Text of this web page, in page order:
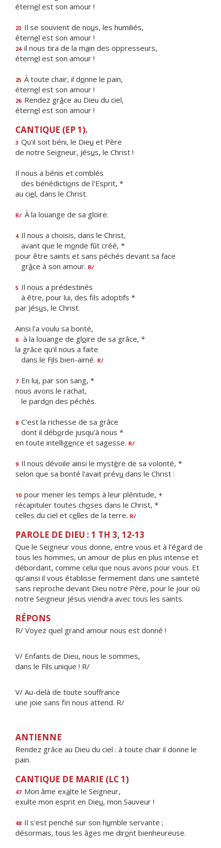
éternel est son amour !
23 Il se souvient de nous, les humiliés,
éternel est son amour !
24 il nous tira de la main des oppresseurs,
éternel est son amour !
25 À toute chair, il donne le pain,
éternel est son amour !
26 Rendez grâce au Dieu du ciel,
éternel est son amour !
CANTIQUE (EP 1).
3 Qu'il soit béni, le Dieu et Père
de notre Seigneur, Jésus, le Christ !
Il nous a bénis et comblés
des bénédictions de l'Esprit, *
au ciel, dans le Christ.
R/ À la louange de sa gloire.
4 Il nous a choisis, dans le Christ,
avant que le monde fût créé, *
pour être saints et sans péchés devant sa face
grâce à son amour. R/
5 Il nous a prédestinés
à être, pour lui, des fls adoptifs *
par Jésus, le Christ.
Ainsi l'a voulu sa bonté,
6 à la louange de gloire de sa grâce, *
la grâce qu'il nous a faite
dans le Fils bien-aimé. R/
7 En lui, par son sang, *
nous avons le rachat,
le pardon des péchés.
8 C'est la richesse de sa grâce
dont il déborde jusqu'à nous *
en toute intelligence et sagesse. R/
9 Il nous dévoile ainsi le mystère de sa volonté, *
selon que sa bonté l'avait prévu dans le Christ :
10 pour mener les temps à leur plénitude, +
récapituler toutes choses dans le Christ, *
celles du ciel et celles de la terre. R/
PAROLE DE DIEU : 1 TH 3, 12-13
Que le Seigneur vous donne, entre vous et à l’égard de
tous les hommes, un amour de plus en plus intense et
débordant, comme celui que nous avons pour vous. Et
qu’ainsi il vous établisse fermement dans une sainteté
sans reproche devant Dieu notre Père, pour le jour où
notre Seigneur Jésus viendra avec tous les saints.
RÉPONS
R/ Voyez quel grand amour nous est donné !
V/ Enfants de Dieu, nous le sommes,
dans le Fils unique ! R/
V/ Au-delà de toute souffrance
une joie sans fin nous attend. R/
ANTIENNE
Rendez grâce au Dieu du ciel : à toute chair il donne le
pain.
CANTIQUE DE MARIE (LC 1)
47 Mon âme exalte le Seigneur,
exulte mon esprit en Dieu, mon Sauveur !
48 Il s'est penché sur son humble servante ;
désormais, tous les âges me diront bienheureuse.